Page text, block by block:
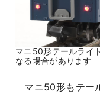
マニ50形テールライ
なる場合があります
マニ50形もテー